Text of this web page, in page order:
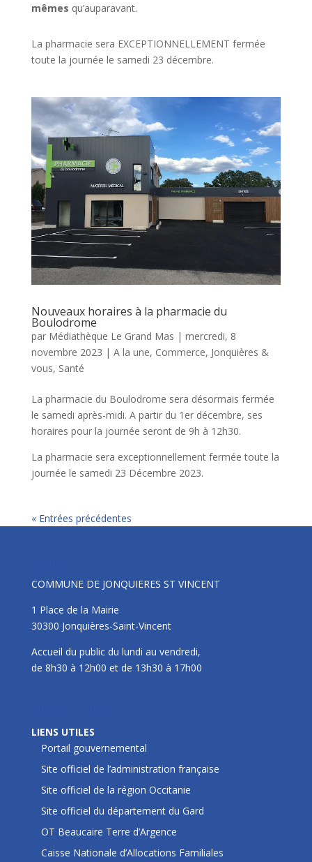
mêmes qu’auparavant.
La pharmacie sera EXCEPTIONNELLEMENT fermée
toute la journée le samedi 23 décembre.
Nouveaux horaires à la pharmacie du
Boulodrome
par Médiathèque Le Grand Mas | mercredi, 8
novembre 2023 | A la une, Commerce, Jonquières &
vous, Santé
La pharmacie du Boulodrome sera désormais fermée
le samedi après-midi. A partir du 1er décembre, ses
horaires pour la journée seront de 9h à 12h30.
La pharmacie sera exceptionnellement fermée toute la
journée le samedi 23 Décembre 2023.
« Entrées précédentes
COMMUNE DE JONQUIERES ST VINCENT
1 Place de la Mairie
30300 Jonquières-Saint-Vincent
Accueil du public du lundi au vendredi,
de 8h30 à 12h00 et de 13h30 à 17h00
LIENS UTILES
Portail gouvernemental
Site officiel de l’administration française
Site officiel de la région Occitanie
Site officiel du département du Gard
OT Beaucaire Terre d’Argence
Caisse Nationale d’Allocations Familiales